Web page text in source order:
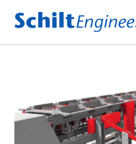
Producten